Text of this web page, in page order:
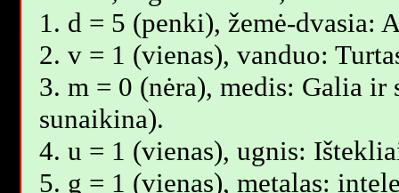
1. d = 5 (penki), žemė-dvasia:
2. v = 1 (vienas), vanduo:
3. m = 0 (nėra), medis: Galia ir
sunaikina).
4. u = 1 (vienas), ugnis:
5. g = 1 (vienas), metalas: